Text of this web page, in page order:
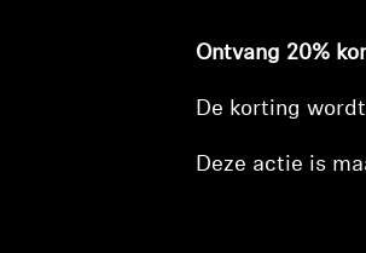
Ontvang 20%
De korting
Deze actie is